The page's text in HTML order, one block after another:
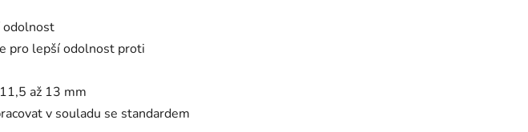
odolnost
pro lepší odolnost proti
až 13 mm
v souladu se standardem